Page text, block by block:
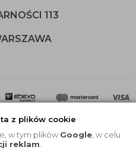
z plików cookie
w tym plików Google , w celu
reklam
113